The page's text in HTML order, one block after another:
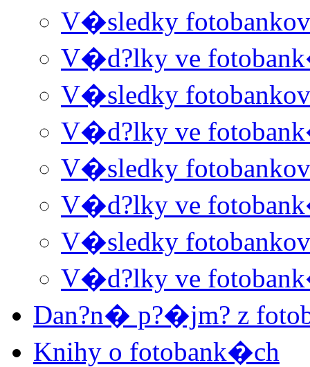
V�sledky
V�d?lky ve
V�sledky
V�d?lky ve
V�sledky
V�d?lky ve
V�sledky
V�d?lky ve
Dan?n� p?�jm? z
Knihy o fotobank�ch